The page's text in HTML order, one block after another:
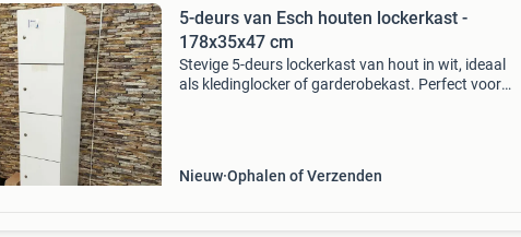
5-deurs van Esch houten lockerkast -
178x35x47 cm
Stevige 5-deurs lockerkast van hout in wit, ideaal
als kledinglocker of garderobekast. Perfect voor
Nieuw Ophalen of Verzenden